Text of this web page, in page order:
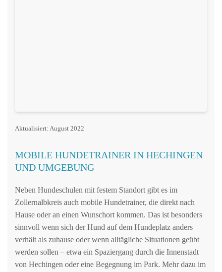
Aktualisiert: August 2022
MOBILE HUNDETRAINER IN HECHINGEN
UND UMGEBUNG
Neben Hundeschulen mit festem Standort gibt es im
Zollernalbkreis auch mobile Hundetrainer, die direkt nach
Hause oder an einen Wunschort kommen. Das ist besonders
sinnvoll wenn sich der Hund auf dem Hundeplatz anders
verhält als zuhause oder wenn alltägliche Situationen geübt
werden sollen – etwa ein Spaziergang durch die Innenstadt
von Hechingen oder eine Begegnung im Park. Mehr dazu im